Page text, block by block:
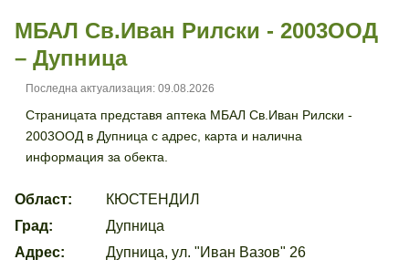
МБАЛ Св.Иван Рилски - 2003ООД
– Дупница
Последна актуализация: 09.08.2026
Страницата представя аптека МБАЛ Св.Иван Рилски -
2003ООД в Дупница с адрес, карта и налична
информация за обекта.
Област:
КЮСТЕНДИЛ
Град:
Дупница
Адрес:
Дупница, ул. "Иван Вазов" 26